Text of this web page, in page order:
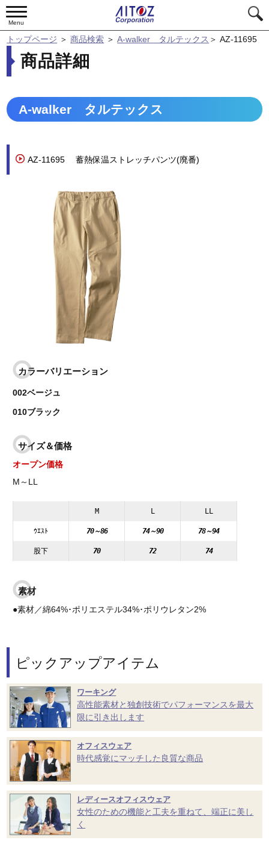
Menu
トップページ ＞商品検索 ＞ A-walker タルテックス ＞AZ-11695
商品詳細
A-walker タルテックス
AZ-11695 蓄熱保温ストレッチパンツ(廃番)
カラーバリエーション
002ベージュ
010ブラック
サイズ＆価格
オープン価格
M～LL
M L LL
ｳｴｽﾄ 70～86 74～90 78～94
股下 70 72 74
素材
●素材／綿64%･ポリエステル34%･ポリウレタン2%
ピックアップアイテム
ワーキング
高性能素材と独創技術でパフォーマンスを最大
限に引き出します
オフィスウェア
時代感覚にマッチした良質な商品
レディースオフィスウェア
女性のための機能と工夫を重ねて、端正に美し
く